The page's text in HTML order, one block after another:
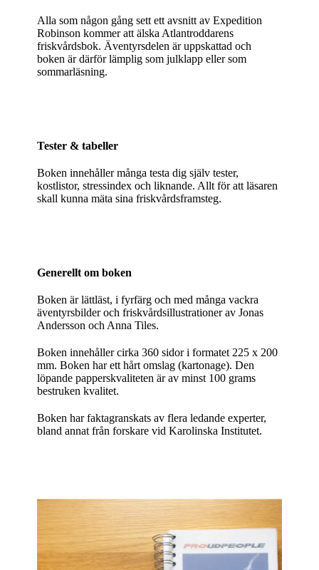
Alla som någon gång sett ett avsnitt av Expedition
Robinson kommer att älska Atlantroddarens
friskvårdsbok. Äventyrsdelen är uppskattad och
boken är därför lämplig som julklapp eller som
sommarläsning.
Tester & tabeller
Boken innehåller många testa dig själv tester,
kostlistor, stressindex och liknande. Allt för att läsaren
skall kunna mäta sina friskvårdsframsteg.
Generellt om boken
Boken är lättläst, i fyrfärg och med många vackra
äventyrsbilder och friskvårdsillustrationer av Jonas
Andersson och Anna Tiles.
Boken innehåller cirka 360 sidor i formatet 225 x 200
mm. Boken har ett hårt omslag (kartonage). Den
löpande papperskvaliteten är av minst 100 grams
bestruken kvalitet.
Boken har faktagranskats av flera ledande experter,
bland annat från forskare vid Karolinska Institutet.